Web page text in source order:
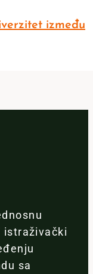
između
istraživački
sa